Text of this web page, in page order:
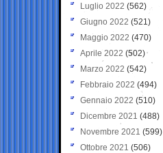
Luglio 2022 (562)
Giugno 2022 (521)
Maggio 2022 (470)
Aprile 2022 (502)
Marzo 2022 (542)
Febbraio 2022 (494)
Gennaio 2022 (510)
Dicembre 2021 (488)
Novembre 2021 (599)
Ottobre 2021 (506)